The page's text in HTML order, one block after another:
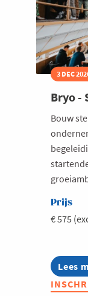
3 DEC
Bryo -
Bouw
Prijs
€ 575
Lees
about
Bryo
-